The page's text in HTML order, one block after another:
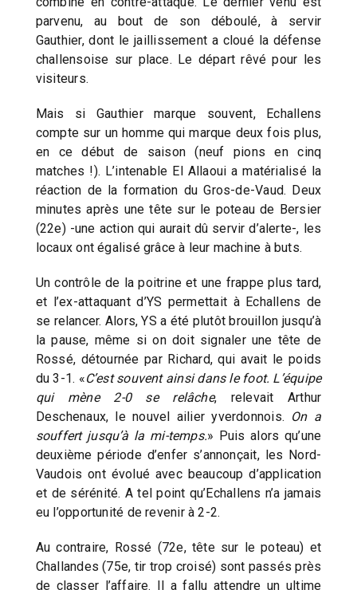
parvenu, au bout de son déboulé, à servir
Gauthier, dont le jaillissement a cloué la défense
challensoise sur place. Le départ rêvé pour les
visiteurs.
Mais si Gauthier marque souvent, Echallens
compte sur un homme qui marque deux fois plus,
en ce début de saison (neuf pions en cinq
matches !). L’intenable El Allaoui a matérialisé la
réaction de la formation du Gros-de-Vaud. Deux
minutes après une tête sur le poteau de Bersier
(22e) -une action qui aurait dû servir d’alerte-, les
locaux ont égalisé grâce à leur machine à buts.
Un contrôle de la poitrine et une frappe plus tard,
et l’ex-attaquant d’YS permettait à Echallens de
se relancer. Alors, YS a été plutôt brouillon jusqu’à
la pause, même si on doit signaler une tête de
Rossé, détournée par Richard, qui avait le poids
du 3-1. «C’est souvent ainsi dans le foot. L’équipe
qui mène 2-0 se relâche, relevait Arthur
Deschenaux, le nouvel ailier yverdonnois. On a
souffert jusqu’à la mi-temps.» Puis alors qu’une
deuxième période d’enfer s’annonçait, les Nord-
Vaudois ont évolué avec beaucoup d’application
et de sérénité. A tel point qu’Echallens n’a jamais
eu l’opportunité de revenir à 2-2.
Au contraire, Rossé (72e, tête sur le poteau) et
Challandes (75e, tir trop croisé) sont passés près
de classer l’affaire. Il a fallu attendre un ultime